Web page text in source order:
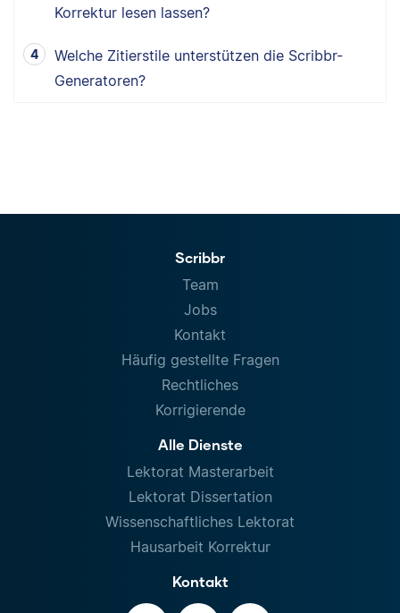
Korrektur lesen lassen?
Welche Zitierstile unterstützen die Scribbr-
Generatoren?
Scribbr
Team
Jobs
Kontakt
Häufig gestellte Fragen
Rechtliches
Korrigierende
Alle Dienste
Lektorat Masterarbeit
Lektorat Dissertation
Wissenschaftliches Lektorat
Hausarbeit Korrektur
Kontakt